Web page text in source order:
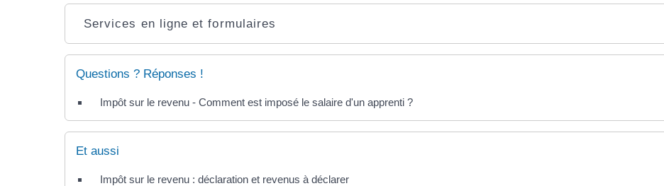
Services en ligne et formulaires
Questions ? Réponses !
Impôt sur le revenu - Comment est imposé le salaire d'un apprenti ?
Et aussi
Impôt sur le revenu : déclaration et revenus à déclarer